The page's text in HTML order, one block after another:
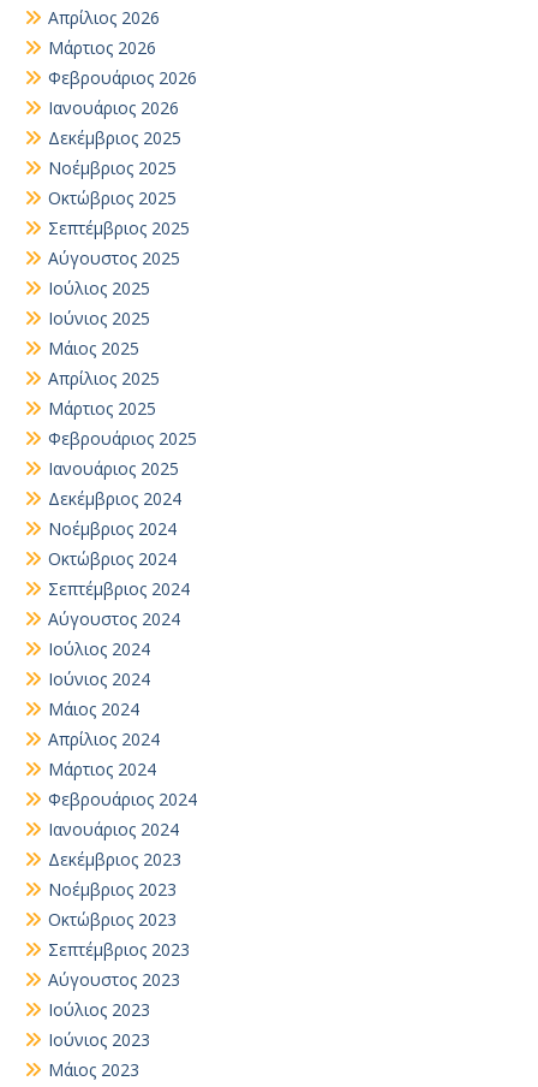
Απρίλιος 2026
Μάρτιος 2026
Φεβρουάριος 2026
Ιανουάριος 2026
Δεκέμβριος 2025
Νοέμβριος 2025
Οκτώβριος 2025
Σεπτέμβριος 2025
Αύγουστος 2025
Ιούλιος 2025
Ιούνιος 2025
Μάιος 2025
Απρίλιος 2025
Μάρτιος 2025
Φεβρουάριος 2025
Ιανουάριος 2025
Δεκέμβριος 2024
Νοέμβριος 2024
Οκτώβριος 2024
Σεπτέμβριος 2024
Αύγουστος 2024
Ιούλιος 2024
Ιούνιος 2024
Μάιος 2024
Απρίλιος 2024
Μάρτιος 2024
Φεβρουάριος 2024
Ιανουάριος 2024
Δεκέμβριος 2023
Νοέμβριος 2023
Οκτώβριος 2023
Σεπτέμβριος 2023
Αύγουστος 2023
Ιούλιος 2023
Ιούνιος 2023
Μάιος 2023